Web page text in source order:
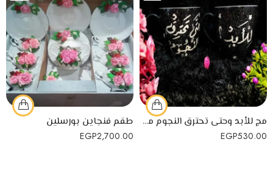
مج للأبد وحتى تحترق النجوم مصنوع يدويًا من البورسلين
EGP530.00
طقم فنجاين بورسلين
EGP2,700.00